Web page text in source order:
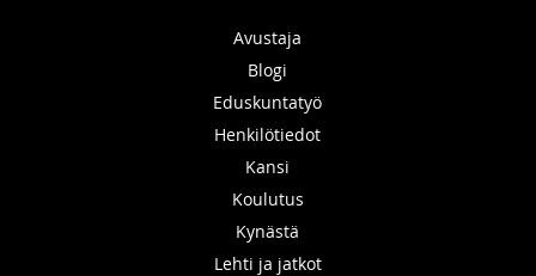
Avustaja
Blogi
Eduskuntatyö
Henkilötiedot
Kansi
Koulutus
Kynästä
Lehti ja jatkot